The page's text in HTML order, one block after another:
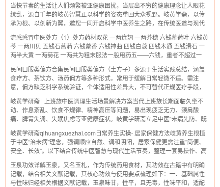
方，仅供参考。一、食疗方食疗方以日常食材
当快节奏的生活让人们频繁被亚健康困扰，当层出不穷的健康理念让人眼花
缭乱，源自千年的岐黄智慧正以科学的姿态重回大众视野。岐黄学斋，以传
承为根、以创新为翼，邀您一同开启科学中医养生之路，在传统医道与现代
岐黄之韵，藏着中国人的生命智慧。作为
流感感冒中医处方（1）处方药材双花 一两连翘 一两芥穗 六钱蒋荷叶 六钱黄
芩 一两川贝 五钱石菖蒲 六钱藿香 六钱神曲 四钱白蔻 四钱木通 五钱滑石 一
两半大黄 一两菊花 一两共为粗末服法一般用药五——六钱，重者不超过一
酌减）。效果一般一付即愈；重者
民间口服类偏方合集民间口服类偏方（土方子）多源于生活实践总结，涵盖
食疗方、茶饮方、汤药偏方等多种形式，常用于缓解日常轻微不适。需注
意，偏方缺乏科学系统验证，个体适用性差异大，不可替代正规医疗手段，
方，仅供参考。一、食疗方食疗方以日常食材
岐黄学研斋 | 上班族中医调理生活场景解决方案当代上班族长期面临久坐不
动、作息紊乱、饮食不规律、精神高压等问题，易出现疲乏无力、颈肩酸
痛、脾胃失调、失眠焦虑等亚健康症状。岐黄学研斋立足中医“未病先防、既
上班族在忙碌中轻松养护身心。一
岐黄学研斋qihuangxuezhai.com日常养生实操- 居家保健方法岐黄养生根植
于中医“治未病”理念，强调顺应自然、调和阴阳，居家保健更需注重“简便、
安全、长效”。以下结合传统中医智慧与现代生活节奏，整理一套易操作、高
生：顺时作息，筑
玉泉功效详解玉泉，又名玉札，作为传统药用食材，其功效在古籍中有明确
记载，结合相关文献记载，其核心功效与使用要点梳理如下：一、基础属性
与性味归经相关根据文献记载，玉泉味甘，性平，且无毒，性味平和，适配